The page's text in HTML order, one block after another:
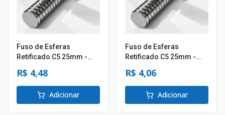
Fuso de Esferas
Retificado C5 25mm -
R$ 4,48
Adicionar
Fuso de Esferas
Retificado C5 25mm -
R$ 4,06
Adicionar